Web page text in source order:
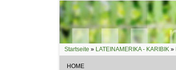
Sie sind hier
Startseite » LATEINAMERIKA - KARIBIK »
HOME